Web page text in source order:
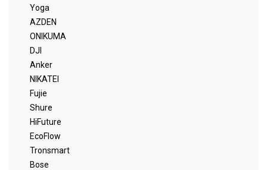
Yoga
AZDEN
ONIKUMA
DJI
Anker
NIKATEI
Fujie
Shure
HiFuture
EcoFlow
Tronsmart
Bose